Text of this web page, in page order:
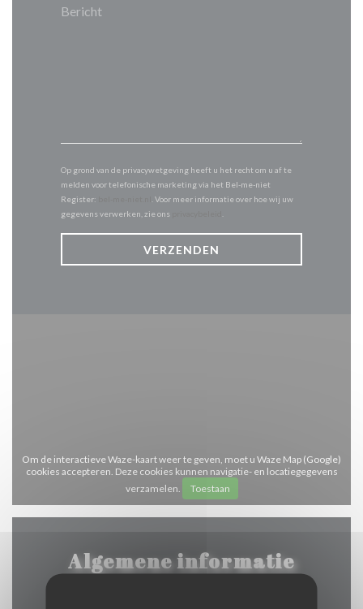
Op grond van de privacywetgeving heeft u het recht om u af te
melden voor telefonische marketing via het Bel-me-niet
Register:
. Voor meer informatie over hoe wij uw
gegevens verwerken, zie ons
Om de interactieve Waze-kaart weer te geven, moet u Waze Map (Google)
cookies accepteren. Deze cookies kunnen navigatie- en locatiegegevens
verzamelen.
Toestaan
Algemene informatie